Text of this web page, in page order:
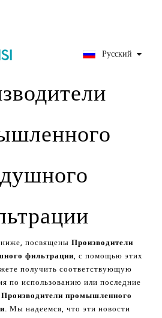
Pусский
посвящены Производители
фильтрации, с помощью этих
получить соответствующую
по использованию или последние
Производители промышленного
. Мы надеемся, что эти новости